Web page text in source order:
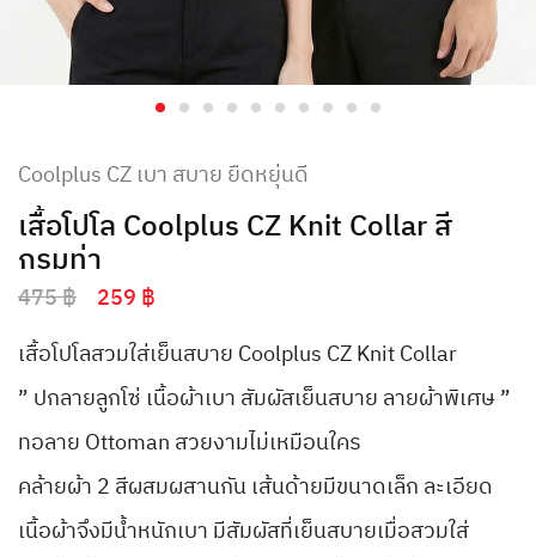
Coolplus CZ เบา สบาย ยืดหยุ่นดี
เสื้อโปโล Coolplus CZ Knit Collar สี
กรมท่า
475฿ 259 ฿
เสื้อโปโลสวมใส่เย็นสบาย Coolplus CZ Knit Collar
” ปกลายลูกโซ่ เนื้อผ้าเบา สัมผัสเย็นสบาย ลายผ้าพิเศษ ”
ทอลาย Ottoman สวยงามไม่เหมือนใคร
คล้ายผ้า 2 สีผสมผสานกัน เส้นด้ายมีขนาดเล็ก ละเอียด
เนื้อผ้าจึงมีน้ำหนักเบา มีสัมผัสที่เย็นสบายเมื่อสวมใส่